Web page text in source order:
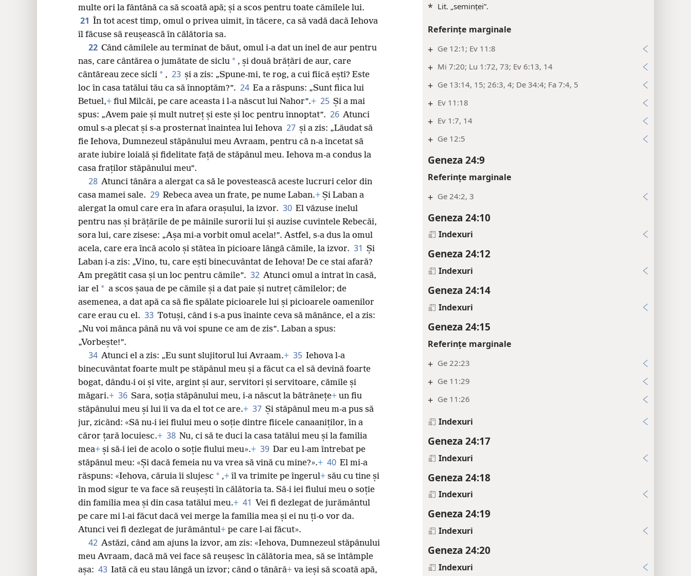
* Lit. „seminței”.
Referințe marginale
+ Ge 12:1; Ev 11:8
+ Mi 7:20; Lu 1:72, 73; Ev 6:13, 14
+ Ge 13:14, 15; 26:3, 4; De 34:4; Fa 7:4, 5
+ Ev 11:18
+ Ev 1:7, 14
+ Ge 12:5
Geneza 24:9
Referințe marginale
+ Ge 24:2, 3
Geneza 24:10
Indexuri
Geneza 24:12
Indexuri
Geneza 24:14
Indexuri
Geneza 24:15
Referințe marginale
+ Ge 22:23
+ Ge 11:29
+ Ge 11:26
Indexuri
Geneza 24:17
Indexuri
Geneza 24:18
Indexuri
Geneza 24:19
Indexuri
Geneza 24:20
Indexuri
multe ori la fântână ca să scoată apă; și a scos pentru toate cămilele lui.
21 În tot acest timp, omul o privea uimit, în tăcere, ca să vadă dacă Iehova
îl făcuse să reușească în călătoria sa.
22 Când cămilele au terminat de băut, omul i-a dat un inel de aur pentru
nas, care cântărea o jumătate de siclu * , și două brățări de aur, care
cântăreau zece sicli * , 23 și a zis: „Spune-mi, te rog, a cui fiică ești? Este
loc în casa tatălui tău ca să înnoptăm?”. 24 Ea a răspuns: „Sunt fiica lui
Betuel,+ fiul Milcăi, pe care aceasta i l-a născut lui Nahor”.+ 25 Și a mai
spus: „Avem paie și mult nutreț și este și loc pentru înnoptat”. 26 Atunci
omul s-a plecat și s-a prosternat înaintea lui Iehova 27 și a zis: „Lăudat să
fie Iehova, Dumnezeul stăpânului meu Avraam, pentru că n-a încetat să
arate iubire loială și fidelitate față de stăpânul meu. Iehova m-a condus la
casa fraților stăpânului meu”.
28 Atunci tânăra a alergat ca să le povestească aceste lucruri celor din
casa mamei sale. 29 Rebeca avea un frate, pe nume Laban.+ Și Laban a
alergat la omul care era în afara orașului, la izvor. 30 El văzuse inelul
pentru nas și brățările de pe mâinile surorii lui și auzise cuvintele Rebecăi,
sora lui, care zisese: „Așa mi-a vorbit omul acela!”. Astfel, s-a dus la omul
acela, care era încă acolo și stătea în picioare lângă cămile, la izvor. 31 Și
Laban i-a zis: „Vino, tu, care ești binecuvântat de Iehova! De ce stai afară?
Am pregătit casa și un loc pentru cămile”. 32 Atunci omul a intrat în casă,
iar el * a scos șaua de pe cămile și a dat paie și nutreț cămilelor; de
asemenea, a dat apă ca să fie spălate picioarele lui și picioarele oamenilor
care erau cu el. 33 Totuși, când i s-a pus înainte ceva să mănânce, el a zis:
„Nu voi mânca până nu vă voi spune ce am de zis”. Laban a spus:
„Vorbește!”.
34 Atunci el a zis: „Eu sunt slujitorul lui Avraam.+ 35 Iehova l-a
binecuvântat foarte mult pe stăpânul meu și a făcut ca el să devină foarte
bogat, dându-i oi și vite, argint și aur, servitori și servitoare, cămile și
măgari.+ 36 Sara, soția stăpânului meu, i-a născut la bătrânețe+ un fiu
stăpânului meu și lui îi va da el tot ce are.+ 37 Și stăpânul meu m-a pus să
jur, zicând: «Să nu-i iei fiului meu o soție dintre fiicele canaaniților, în a
căror țară locuiesc.+ 38 Nu, ci să te duci la casa tatălui meu și la familia
mea+ și să-i iei de acolo o soție fiului meu».+ 39 Dar eu l-am întrebat pe
stăpânul meu: «Și dacă femeia nu va vrea să vină cu mine?».+ 40 El mi-a
răspuns: «Iehova, căruia îi slujesc * ,+îl va trimite pe îngerul+ său cu tine și
în mod sigur te va face să reușești în călătoria ta. Să-i iei fiului meu o soție
din familia mea și din casa tatălui meu.+ 41 Vei fi dezlegat de jurământul
pe care mi l-ai făcut dacă vei merge la familia mea și ei nu ți-o vor da.
Atunci vei fi dezlegat de jurământul+ pe care l-ai făcut».
42 Astăzi, când am ajuns la izvor, am zis: «Iehova, Dumnezeul stăpânului
meu Avraam, dacă mă vei face să reușesc în călătoria mea, să se întâmple
așa: 43 Iată că eu stau lângă un izvor; când o tânără+ va ieși să scoată apă,